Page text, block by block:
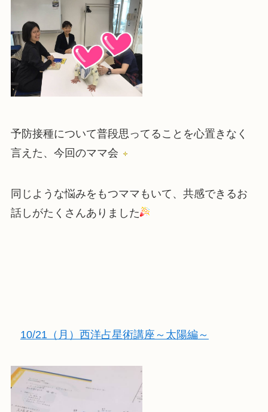
予防接種について普段思ってることを心置きなく
言えた、今回のママ会
同じような悩みをもつママもいて、共感できるお
話しがたくさんありました
10/21（月）西洋占星術講座～太陽編～